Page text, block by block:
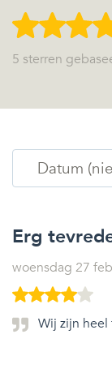
5 sterren
Erg
woensdag 27
Wij zijn